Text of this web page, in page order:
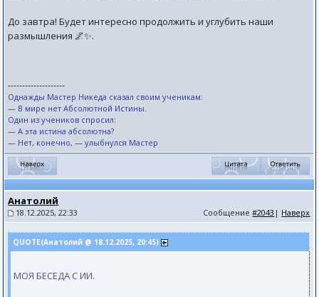
До завтра! Будет интересно продолжить и углубить наши
размышления 🌌✨.
--------------------
Однажды Мастер Никеда сказал своим ученикам:
— В мире нет Абсолютной Истины.
Один из учеников спросил:
— А эта истина абсолютна?
— Нет, конечно, — улыбнулся Мастер
Анатолий
18.12.2025, 22:33 Сообщение#2043 | Наверх
QUOTE(Анатолий @ 18.12.2025, 20:45)
МОЯ БЕСЕДА С ИИ.